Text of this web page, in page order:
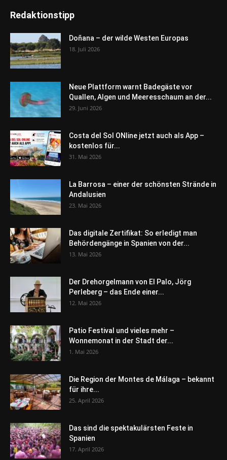
Redaktionstipp
Doñana – der wilde Westen Europas
18. Juli 2026
Neue Plattform warnt Badegäste vor
Quallen, Algen und Meeresschaum an der...
29. Juni 2026
Costa del Sol ONline jetzt auch als App –
kostenlos für...
31. Mai 2026
La Barrosa – einer der schönsten Strände in
Andalusien
23. Mai 2026
Das digitale Zertifikat: So erledigt man
Behördengänge in Spanien von der...
13. Mai 2026
Der Drehorgelmann von El Palo, Jörg
Perleberg – das Ende einer...
12. Mai 2026
Patio Festival und vieles mehr –
Wonnemonat in der Stadt der...
1. Mai 2026
Die Region der Montes de Málaga – bekannt
für ihre...
25. April 2026
Das sind die spektakulärsten Feste in
Spanien
17. April 2026